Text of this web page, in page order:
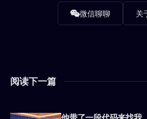
微信聊聊 关
阅读下一篇